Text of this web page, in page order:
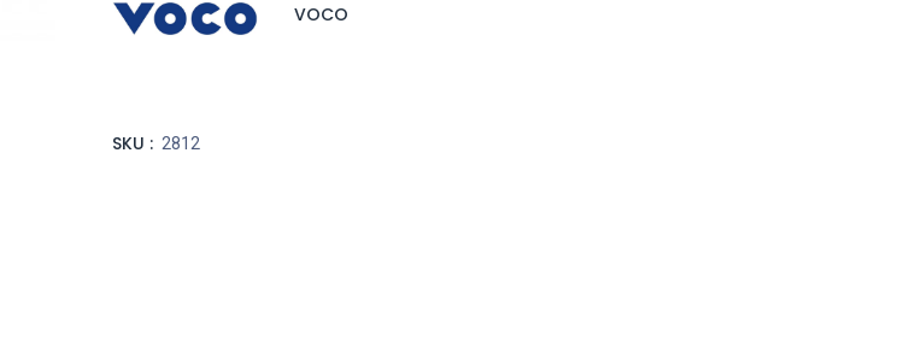
VOCO
SKU : 2812